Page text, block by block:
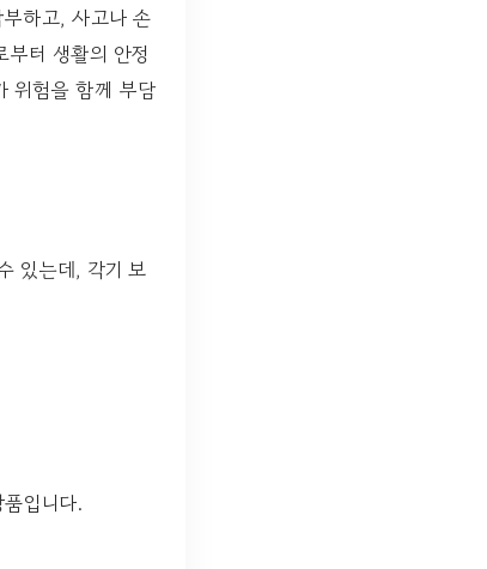
하고, 사고나 손
부터 생활의 안정
위험을 함께 부담
있는데, 각기 보
입니다.